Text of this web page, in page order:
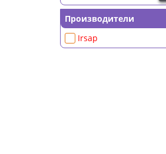
Производители
Irsap